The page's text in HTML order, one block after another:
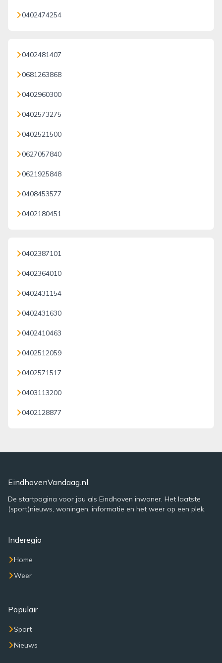
0402474254
0402481407
0681263868
0402960300
0402573275
0402521500
0627057840
0621925848
0408453577
0402180451
0402387101
0402364010
0402431154
0402431630
0402410463
0402512059
0402571517
0403113200
0402128877
EindhovenVandaag.nl
De startpagina voor jou als Eindhoven inwoner. Het laatste
(sport)nieuws, woningen, informatie en het weer op een plek.
Inderegio
Home
Weer
Populair
Sport
Nieuws